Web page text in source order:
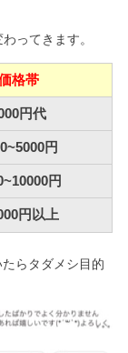
ってきます。
格帯
円代
円
円
円以上
らタダメシ目的